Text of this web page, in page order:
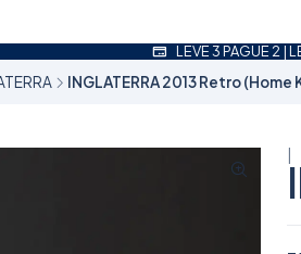
LEVE 3 PAGUE 2 |
INGLATERRA 2013 Retro (Home